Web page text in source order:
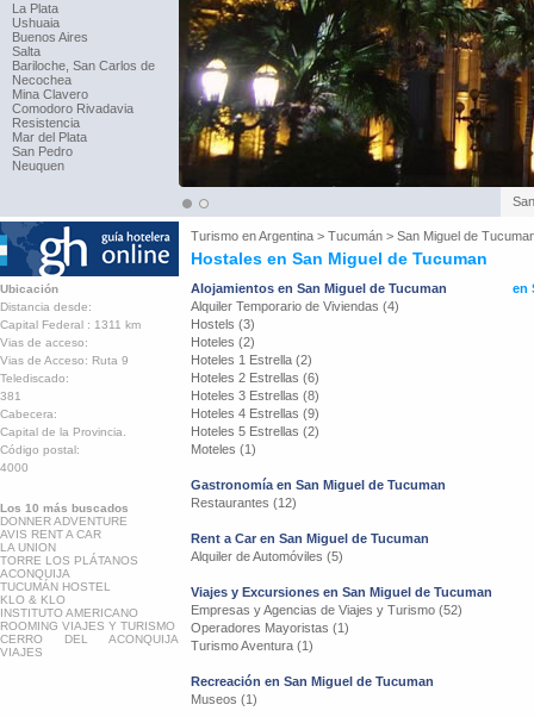
La Plata
Ushuaia
Buenos Aires
Salta
Bariloche, San Carlos de
Necochea
Mina Clavero
Comodoro Rivadavia
Resistencia
Mar del Plata
San Pedro
Neuquen
Turismo enArgentina > Tucumán > San Miguel de
Hostales en San Miguel de Tucuman
Ubicación
Distancia desde:
Capital Federal : 1311 km
Vias de acceso:
Vias de Acceso: Ruta 9
Telediscado:
381
Cabecera:
Capital de la Provincia.
Código postal:
4000
Los 10 más buscados
DONNER ADVENTURE
AVIS RENT A CAR
LA UNION
TORRE LOS PLÁTANOS
ACONQUIJA
TUCUMÁN HOSTEL
KLO & KLO
INSTITUTO AMERICANO
ROOMING VIAJES Y TURISMO
CERRO DEL ACONQUIJA
VIAJES
Alojamientos en San Miguel de Tucuman
Alquiler Temporario de Viviendas (4)
Hostels (3)
Hoteles (2)
Hoteles 1 Estrella (2)
Hoteles 2 Estrellas (6)
Hoteles 3 Estrellas (8)
Hoteles 4 Estrellas (9)
Hoteles 5 Estrellas (2)
Moteles (1)
Gastronomía en San Miguel de Tucuman
Restaurantes (12)
Rent a Car en San Miguel de Tucuman
Alquiler de Automóviles (5)
Viajes y Excursiones en San Miguel de Tucuman
Empresas y Agencias de Viajes y Turismo (52)
Operadores Mayoristas (1)
Turismo Aventura (1)
Recreación en San Miguel de Tucuman
Museos (1)
en